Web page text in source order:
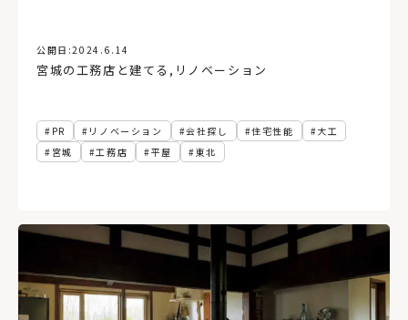
公開日:2024.6.14
宮城の工務店と建てる , リノベーション
PR リノベーション 会社探し 住宅性能
大工
宮城
工務店 平屋 東北